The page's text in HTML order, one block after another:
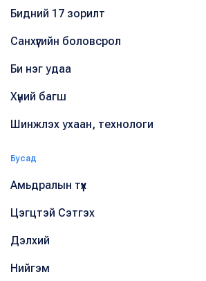
Бидний 17 зорилт
Санхүүгийн боловсрол
Би нэг удаа
Хүний багш
Шинжлэх ухаан, технологи
Бусад
Амьдралын түүх
Цэгцтэй Сэтгэх
Дэлхий
Нийгэм